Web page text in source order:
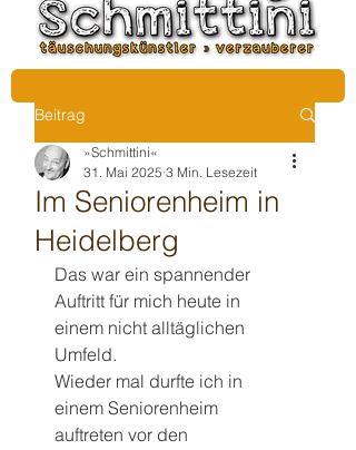
Beitrag
Im Seniorenheim in
Heidelberg
»Schmittini«
31. Mai 2025 3 Min. Lesezeit
Das war ein spannender
Auftritt für mich heute in
einem nicht alltäglichen
Umfeld.
Wieder mal durfte ich in
einem Seniorenheim
auftreten vor den